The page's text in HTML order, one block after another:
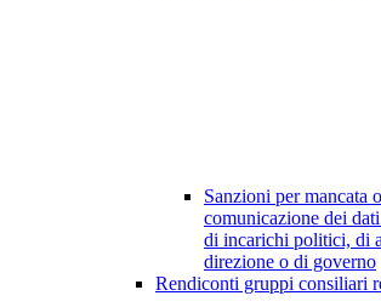
Sanzioni per mancata
comunicazione dei
di incarichi politici, di
direzione o di governo
Rendiconti gruppi consiliari